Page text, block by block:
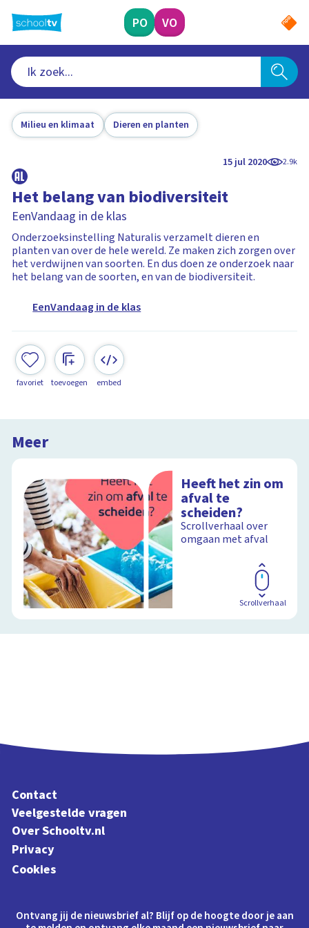
naar
hoofdinhoud
PO VO
Milieu en klimaat Dieren en planten
15 jul 2020 2.9k
Het belang van biodiversiteit
EenVandaag in de klas
Onderzoeksinstelling Naturalis verzamelt dieren en
planten van over de hele wereld. Ze maken zich zorgen over
het verdwijnen van soorten. En dus doen ze onderzoek naar
het belang van de soorten, en van de biodiversiteit.
EenVandaag in de klas
favoriet toevoegen embed
Meer
Heeft het zin om
afval te
scheiden?
Scrollverhaal over
omgaan met afval
Scrollverhaal
Contact
Veelgestelde vragen
Over Schooltv.nl
Privacy
Cookies
Ontvang jij de nieuwsbrief al? Blijf op de hoogte door je aan